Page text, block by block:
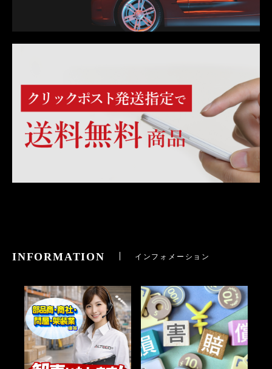
INFORMATION インフォメーション